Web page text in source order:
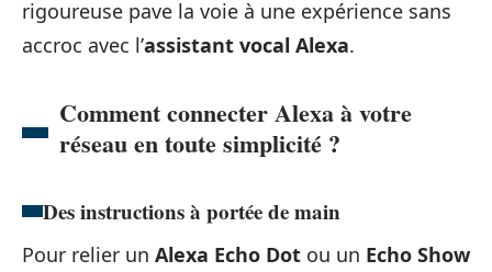
rigoureuse pave la voie à une expérience sans
accroc avec l’assistant vocal Alexa.
Comment connecter Alexa à votre
réseau en toute simplicité ?
Des instructions à portée de main
Pour relier un Alexa Echo Dot ou un Echo Show